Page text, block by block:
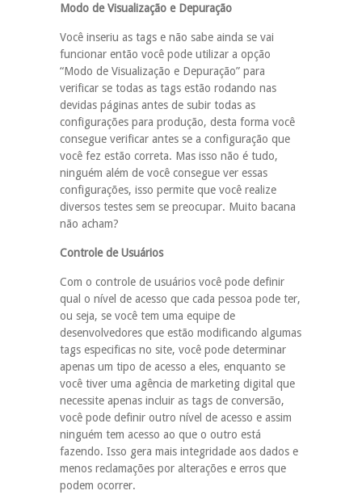
Modo de Visualização e Depuração
Você inseriu as tags e não sabe ainda se vai
funcionar então você pode utilizar a opção
“Modo de Visualização e Depuração” para
verificar se todas as tags estão rodando nas
devidas páginas antes de subir todas as
configurações para produção, desta forma você
consegue verificar antes se a configuração que
você fez estão correta. Mas isso não é tudo,
ninguém além de você consegue ver essas
configurações, isso permite que você realize
diversos testes sem se preocupar. Muito bacana
não acham?
Controle de Usuários
Com o controle de usuários você pode definir
qual o nível de acesso que cada pessoa pode ter,
ou seja, se você tem uma equipe de
desenvolvedores que estão modificando algumas
tags especificas no site, você pode determinar
apenas um tipo de acesso a eles, enquanto se
você tiver uma agência de marketing digital que
necessite apenas incluir as tags de conversão,
você pode definir outro nível de acesso e assim
ninguém tem acesso ao que o outro está
fazendo. Isso gera mais integridade aos dados e
menos reclamações por alterações e erros que
podem ocorrer.